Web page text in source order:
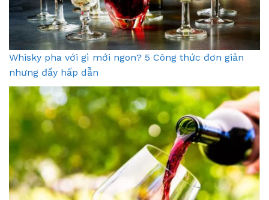
Whisky pha với gì mới ngon? 5 Công thức đơn giản
nhưng đầy hấp dẫn